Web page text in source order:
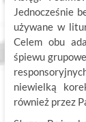
Jednocześnie
używane w
Celem obu
śpiewu
niewielką
również przez